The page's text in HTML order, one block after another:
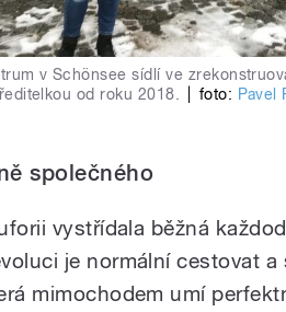
v Schönsee sídlí ve
od roku 2018.
foto: Pavel
společného
vystřídala běžná
je normální cestovat
mimochodem umí